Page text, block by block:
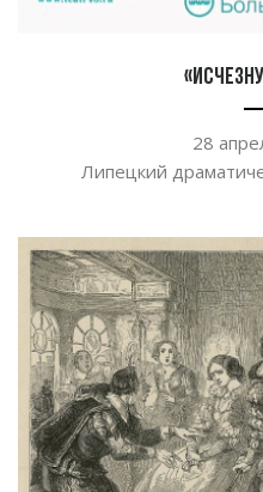
28
Липецкий